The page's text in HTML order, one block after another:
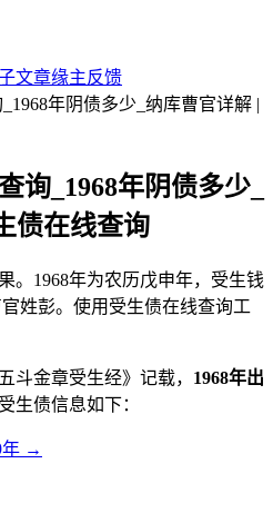
文章缘主反馈
年阴债多少_纳库曹官详解 |
询_1968年阴债多少_
债在线查询
。1968年为农历戊申年，受生钱
姓彭。使用受生债在线查询工
斗金章受生经》记载， 1968年出
生债信息如下：
年 →